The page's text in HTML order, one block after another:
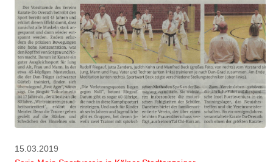
15.03.2019